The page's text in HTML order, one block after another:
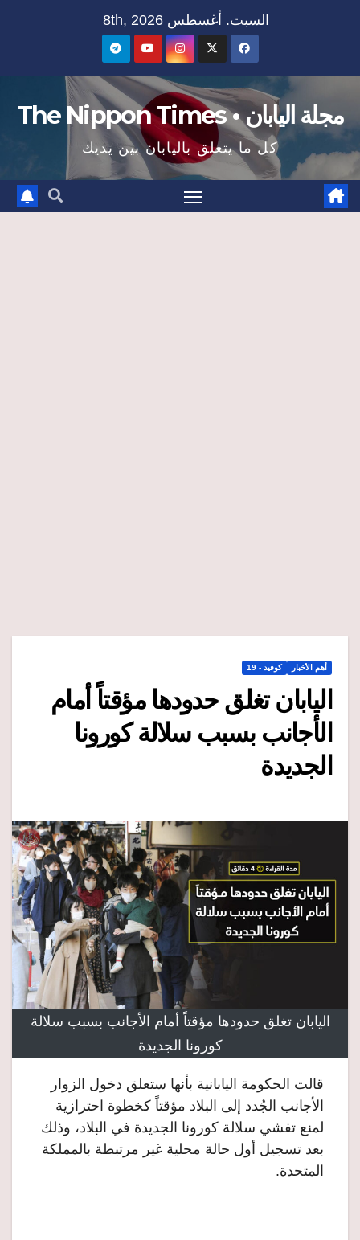
السبت. أغسطس 8th, 2026
مجلة اليابان • The Nippon Times
كل ما يتعلق باليابان بين يديك
أهم الأخبار كوفيد - 19
اليابان تغلق حدودها مؤقتاً أمام
الأجانب بسبب سلالة كورونا
الجديدة
اليابان تغلق حدودها مؤقتاً أمام الأجانب بسبب سلالة
كورونا الجديدة
قالت الحكومة اليابانية بأنها ستعلق دخول الزوار
الأجانب الجُدد إلى البلاد مؤقتاً كخطوة احترازية
لمنع تفشي سلالة كورونا الجديدة في البلاد، وذلك
بعد تسجيل أول حالة محلية غير مرتبطة بالمملكة
المتحدة.